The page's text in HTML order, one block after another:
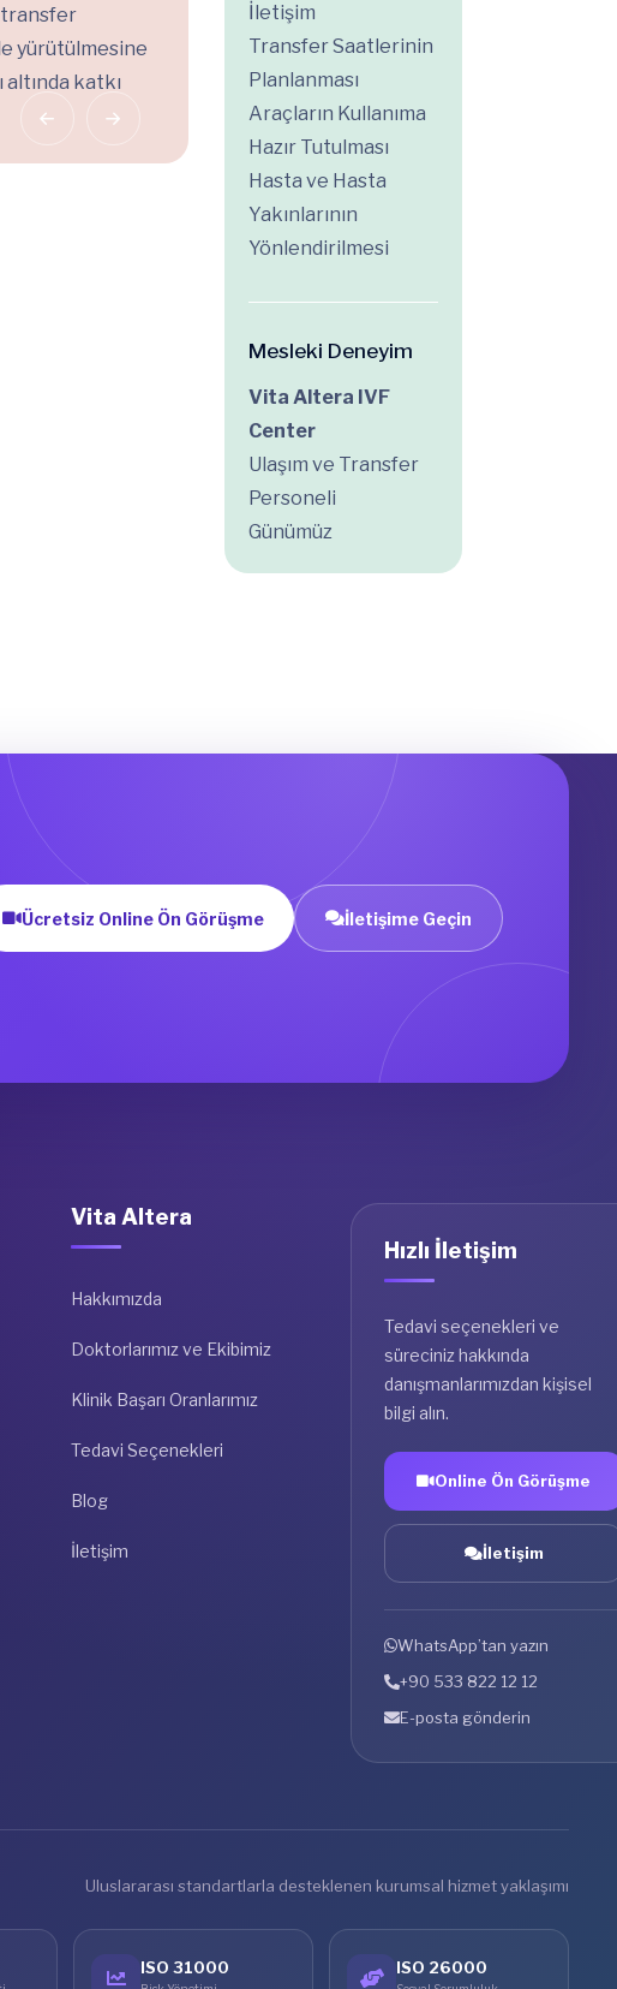
transfer
yürütülmesine
katkı
İletişim
Transfer Saatlerinin
Planlanması
Araçların Kullanıma
Hazır Tutulması
Hasta ve Hasta
Yakınlarının
Yönlendirilmesi
Mesleki Deneyim
Vita Altera IVF
Center
Ulaşım ve Transfer
Personeli
Günümüz
Ücretsiz Online Ön Görüşme İletişime Geçin
Vita Altera
Hakkımızda
Doktorlarımız ve Ekibimiz
Klinik Başarı Oranlarımız
Tedavi Seçenekleri
Blog
İletişim
Hızlı İletişim
Tedavi seçenekleri ve
süreciniz hakkında
danışmanlarımızdan kişisel
bilgi alın.
Online Ön Görüşme
İletişim
WhatsApp’tan yazın
+90 533 822 12 12
E-posta gönderin
Uluslararası standartlarla desteklenen kurumsal hizmet yaklaşımı
ISO 31000 ISO 26000